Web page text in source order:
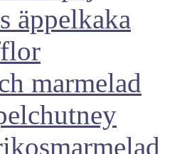
äppelkaka
marmelad